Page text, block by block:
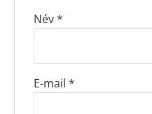
Név*
E-mail *